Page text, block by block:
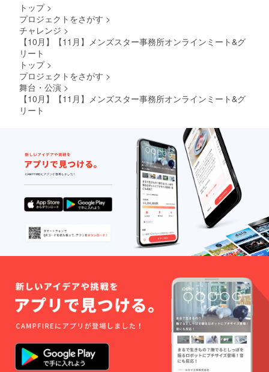
トップ >
プロジェクトをさがす >
チャレンジ >
【10月】【11月】メンズスター事務所オンラインミート&グ
リート
トップ >
プロジェクトをさがす >
舞台・公演 >
【10月】【11月】メンズスター事務所オンラインミート&グ
リート